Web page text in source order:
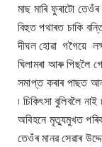
মাছ মাৰি ফুৰাটো
বিহুত পথাৰত চাকি
দীঘল হোৱা গগৈয়ে
ঘিলামৰা আৰু পিছলৈ
সমাপ্ত কৰাৰ পাছত
৷ চিকিৎসা বুলিবলৈ
অবিহনে মৃত্যুমুখত
তেওঁৰ মানৱ সেৱাৰ